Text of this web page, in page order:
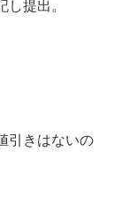
し提出。
引きはないの